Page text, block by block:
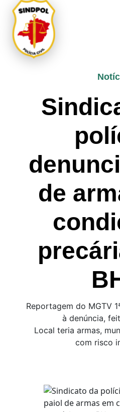
de
Reportagem do MGTV
à denúncia,
Local teria armas,
com risco